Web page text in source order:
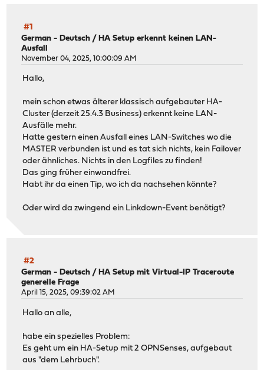
#1
German - Deutsch / HA Setup erkennt keinen LAN-
Ausfall
November 04, 2025, 10:00:09 AM
Hallo,
mein schon etwas älterer klassisch aufgebauter HA-
Cluster (derzeit 25.4.3 Business) erkennt keine LAN-
Ausfälle mehr.
Hatte gestern einen Ausfall eines LAN-Switches wo die
MASTER verbunden ist und es tat sich nichts, kein Failover
oder ähnliches. Nichts in den Logfiles zu finden!
Das ging früher einwandfrei.
Habt ihr da einen Tip, wo ich da nachsehen könnte?
Oder wird da zwingend ein Linkdown-Event benötigt?
#2
German - Deutsch /HA Setup mit Virtual-IP Traceroute
generelle Frage
April 15, 2025, 09:39:02 AM
Hallo an alle,
habe ein spezielles Problem:
Es geht um ein HA-Setup mit 2 OPNSenses, aufgebaut
aus "dem Lehrbuch".